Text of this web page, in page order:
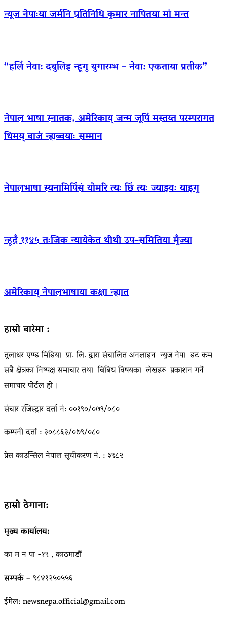
न्यूज नेपाःया जर्मनि प्रतिनिधि कुमार नापितया मां मन्त
“हलिं नेवा: दबुलिइ न्हूगु युगारम्भ – नेवा: एकताया प्रतीक”
नेपाल भाषा स्नातक, अमेरिकाय् जन्म जूपिं मस्तय्त परम्परागत
धिमय् बाजं न्ह्यब्वयाः सम्मान
नेपालभाषा स्यनामिपिंसं योमरि त्यः छिं त्यः ज्याझ्वः याइगु
न्हूदँ ११४५ तःजिक न्यायेकेत थीथी उप–समितिया मुँज्या
अमेरिकाय् नेपालभाषाया कक्षा न्ह्यात
हाम्रो बारेमा :
तुलाधर एण्ड मिडिया प्रा. लि. द्वारा संचालित अनलाइन न्युज नेपा डट कम
सबै क्षेत्रका निष्पक्ष समाचार तथा बिबिध विषयका लेखहरु प्रकाशन गर्ने
समाचार पोर्टल हो ।
संचार रजिस्ट्रार दर्ता नं: ००१९०/०७९/०८०
कम्पनी दर्ता : ३०८८६३/०७९/०८०
प्रेस काउन्सिल नेपाल सूचीकरण नं. : ३९८२
हाम्रो ठेगाना:
मुख्य कार्यालय:
का म न पा -१९ , काठमाडौं
सम्पर्क –९८४१२५०५५६
ईमेल: newsnepa.official@gmail.com